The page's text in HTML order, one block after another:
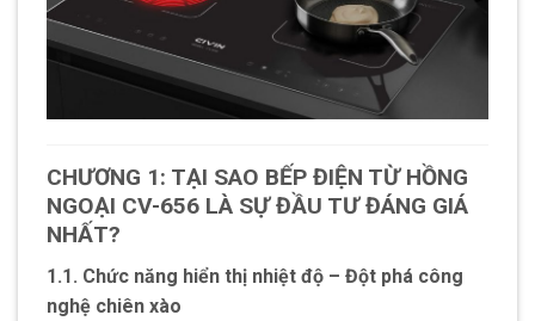
CHƯƠNG 1: TẠI SAO BẾP ĐIỆN TỪ HỒNG
NGOẠI CV-656 LÀ SỰ ĐẦU TƯ ĐÁNG GIÁ
NHẤT?
1.1. Chức năng hiển thị nhiệt độ – Đột phá công
nghệ chiên xào